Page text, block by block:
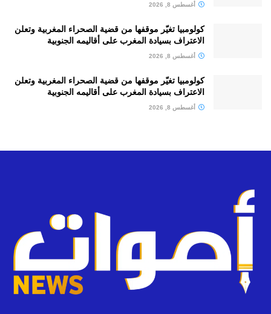
أغسطس 8, 2026
كولومبيا تغيّر موقفها من قضية الصحراء المغربية وتعلن
الاعتراف بسيادة المغرب على أقاليمه الجنوبية
أغسطس 8, 2026
كولومبيا تغيّر موقفها من قضية الصحراء المغربية وتعلن
الاعتراف بسيادة المغرب على أقاليمه الجنوبية
أغسطس 8, 2026